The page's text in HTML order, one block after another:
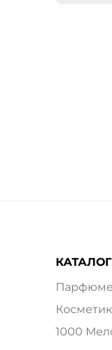
КАТАЛОГ
1000